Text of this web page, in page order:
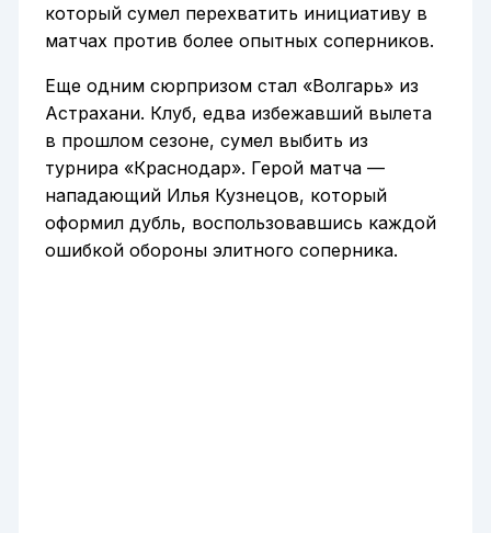
который сумел перехватить инициативу в
матчах против более опытных соперников.
Еще одним сюрпризом стал «Волгарь» из
Астрахани. Клуб, едва избежавший вылета
в прошлом сезоне, сумел выбить из
турнира «Краснодар». Герой матча —
нападающий Илья Кузнецов, который
оформил дубль, воспользовавшись каждой
ошибкой обороны элитного соперника.